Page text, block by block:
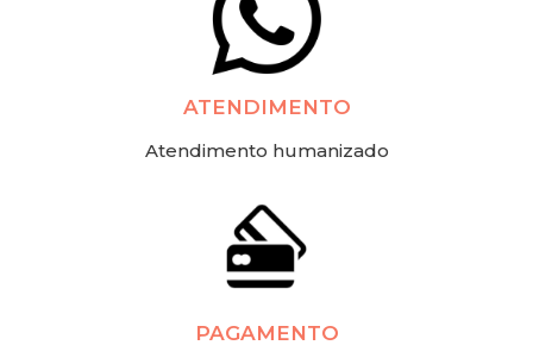
ATENDIMENTO
Atendimento humanizado
PAGAMENTO